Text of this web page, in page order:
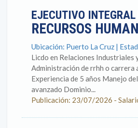
EJECUTIVO INTEGRAL
RECURSOS
Ubicación: Puerto La Cruz |
Licdo en Relaciones Industriales
Administración de rrhh o carrera
Experiencia de 5 años Manejo
avanzado Dominio...
Publicación: 23/07/2026 -